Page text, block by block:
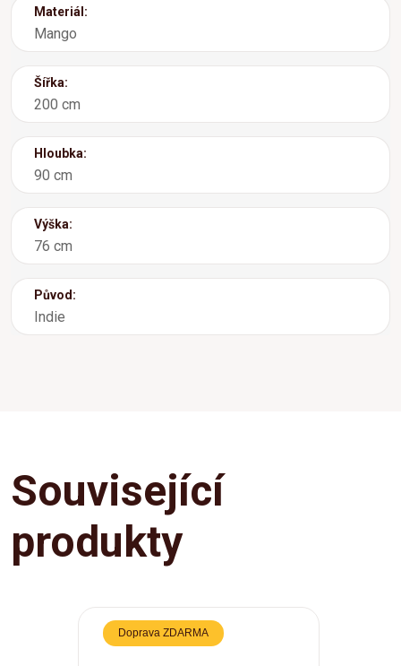
Materiál:
Mango
Šířka:
200 cm
Hloubka:
90 cm
Výška:
76 cm
Původ:
Indie
Související
produkty
Doprava ZDARMA